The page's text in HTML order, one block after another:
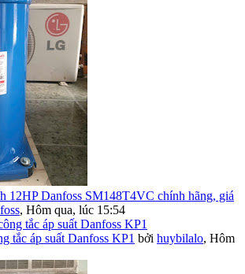
12HP Danfoss SM148T4VC chính hãng, giá
, Hôm qua, lúc 15:54
tắc áp suất Danfoss KP1 bởi huybilalo, Hôm